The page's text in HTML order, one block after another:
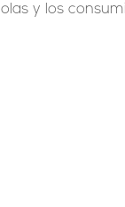
y los